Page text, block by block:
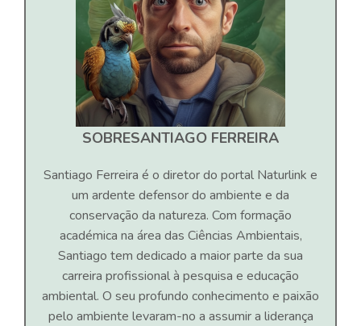
SOBRESANTIAGO FERREIRA
Santiago Ferreira é o diretor do portal Naturlink e
um ardente defensor do ambiente e da
conservação da natureza. Com formação
académica na área das Ciências Ambientais,
Santiago tem dedicado a maior parte da sua
carreira profissional à pesquisa e educação
ambiental. O seu profundo conhecimento e paixão
pelo ambiente levaram-no a assumir a liderança